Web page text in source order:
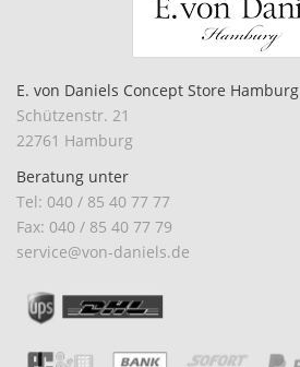
E. von Daniels Concept Store Hamburg
Schützenstr. 21
22761 Hamburg
Beratung unter
Tel: 040 / 85 40 77 77
Fax: 040 / 85 40 77 79
service@von-daniels.de